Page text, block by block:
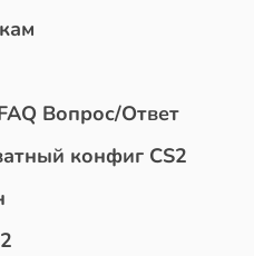
Вопрос/Ответ
конфиг CS2